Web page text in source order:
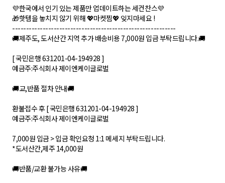
💜한국에서 인기 있는 제품만 업데이트하는 세컨찬스💜
🎁핫템을 놓치지 않기 위해 💖마켓찜💖 잊지마세요 !
-----------------------------------------------------------
🚚제주도, 도서산간 지역 추가 배송비용 7,000원 입금 부탁드립니다.🚚
[ 국민은행 631201-04-194928 ]
예금주:주식회사 제이엔케이글로벌
🚚교,반품 절차 안내🚚
환불접수 후 [ 국민은행 631201-04-194928 ]
예금주:주식회사 제이엔케이글로벌
7,000원 입금 > 입금 확인요청 1:1 메세지 부탁드립니다.
*도서산간,제주 14,000원
🚚반품/교환 불가능 사유🚚